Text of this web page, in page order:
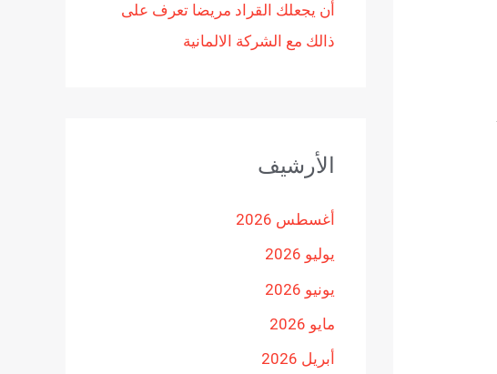
أن يجعلك القراد مريضا تعرف على
ذالك مع الشركة الالمانية
الأرشيف
أغسطس 2026
يوليو 2026
يونيو 2026
مايو 2026
أبريل 2026